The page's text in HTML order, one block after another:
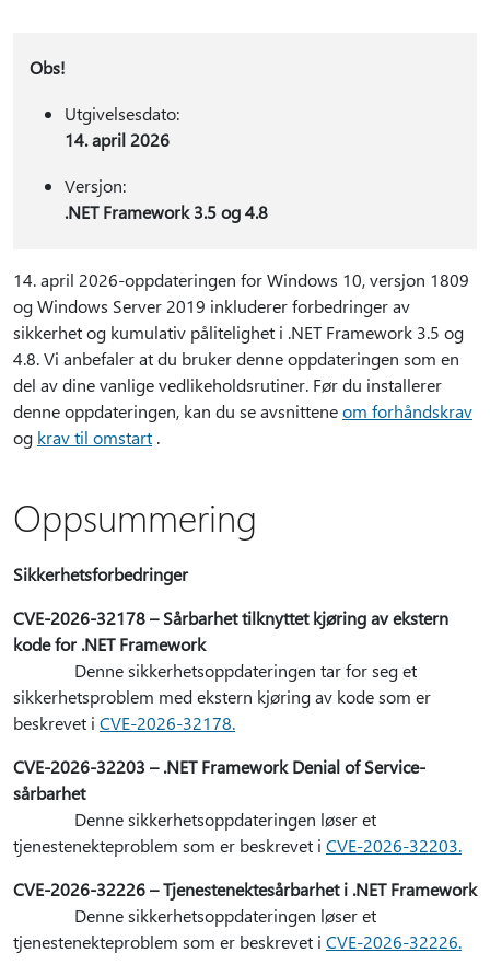
Obs!
Utgivelsesdato:
14. april 2026
Versjon:
.NET Framework 3.5 og 4.8
14. april 2026-oppdateringen for Windows 10, versjon 1809
og Windows Server 2019 inkluderer forbedringer av
sikkerhet og kumulativ pålitelighet i .NET Framework 3.5 og
4.8. Vi anbefaler at du bruker denne oppdateringen som en
del av dine vanlige vedlikeholdsrutiner. Før du installerer
denne oppdateringen, kan du se avsnitteneom forhåndskrav
og krav til omstart .
Oppsummering
Sikkerhetsforbedringer
CVE-2026-32178 – Sårbarhet tilknyttet kjøring av ekstern
kode for .NET Framework
Denne sikkerhetsoppdateringen tar for seg et
sikkerhetsproblem med ekstern kjøring av kode som er
beskrevet i CVE-2026-32178.
CVE-2026-32203 – .NET Framework Denial of Service-
sårbarhet
Denne sikkerhetsoppdateringen løser et
tjenestenekteproblem som er beskrevet i CVE-2026-32203.
CVE-2026-32226 – Tjenestenektesårbarhet i .NET Framework
Denne sikkerhetsoppdateringen løser et
tjenestenekteproblem som er beskrevet i CVE-2026-32226.